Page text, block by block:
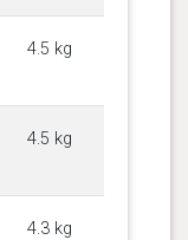
4.5 kg
4.5 kg
4.3 kg